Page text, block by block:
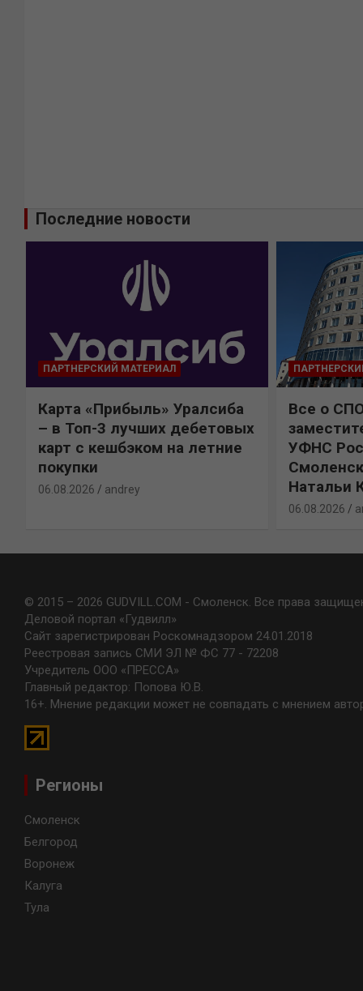
Последние новости
ПАРТНЕРСКИЙ МАТЕРИАЛ
Карта «Прибыль» Уралсиба
– в Топ-3 лучших дебетовых
карт с кешбэком на летние
покупки
06.08.2026 andrey
Все о
УФНС
Натальи
06.08.2026
© 2015 – 2026 GUDVILL.COM - Смоленск. Все права
Деловой портал «Гудвилл»
Сайт зарегистрирован Роскомнадзором 24.01.2018
Реестровая запись СМИ ЭЛ № ФС 77 - 72208
Учредитель ООО «ПРЕССА»
Главный редактор: Попова Ю.В.
16+. Мнение редакции может не совпадать с мнением
Регионы
Смоленск
Белгород
Воронеж
Калуга
Тула